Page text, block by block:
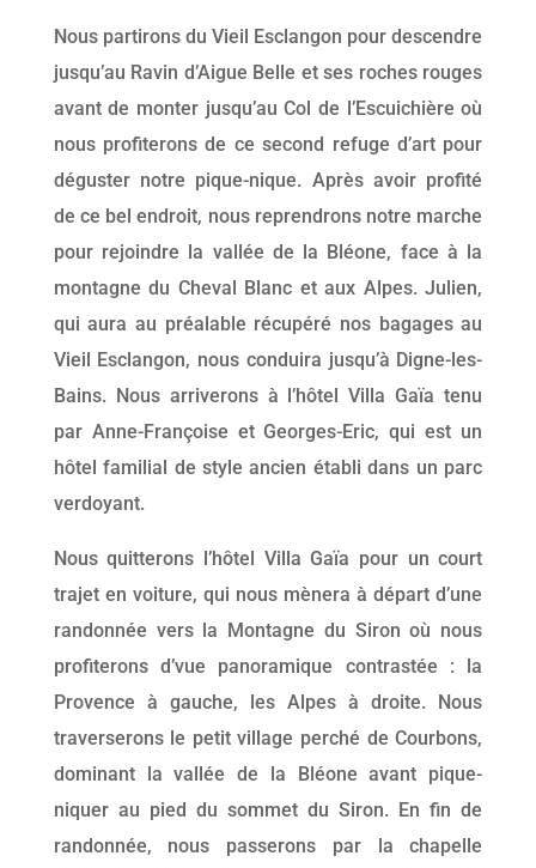
Nous partirons du Vieil Esclangon pour descendre
jusqu’au Ravin d’Aigue Belle et ses roches rouges
avant de monter jusqu’au Col de l’Escuichière où
nous profiterons de ce second refuge d’art pour
déguster notre pique-nique. Après avoir profité
de ce bel endroit, nous reprendrons notre marche
pour rejoindre la vallée de la Bléone, face à la
montagne du Cheval Blanc et aux Alpes. Julien,
qui aura au préalable récupéré nos bagages au
Vieil Esclangon, nous conduira jusqu’à Digne-les-
Bains. Nous arriverons à l’hôtel Villa Gaïa tenu
par Anne-Françoise et Georges-Eric, qui est un
hôtel familial de style ancien établi dans un parc
verdoyant.
Nous quitterons l’hôtel Villa Gaïa pour un court
trajet en voiture, qui nous mènera à départ d’une
randonnée vers la Montagne du Siron où nous
profiterons d’vue panoramique contrastée : la
Provence à gauche, les Alpes à droite. Nous
traverserons le petit village perché de Courbons,
dominant la vallée de la Bléone avant pique-
niquer au pied du sommet du Siron. En fin de
randonnée, nous passerons par la chapelle